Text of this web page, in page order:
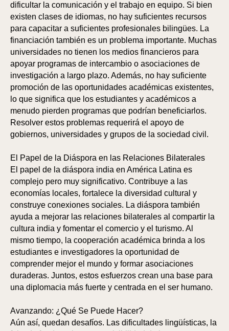
dificultar la comunicación y el trabajo en equipo. Si bien
existen clases de idiomas, no hay suficientes recursos
para capacitar a suficientes profesionales bilingües. La
financiación también es un problema importante. Muchas
universidades no tienen los medios financieros para
apoyar programas de intercambio o asociaciones de
investigación a largo plazo. Además, no hay suficiente
promoción de las oportunidades académicas existentes,
lo que significa que los estudiantes y académicos a
menudo pierden programas que podrían beneficiarlos.
Resolver estos problemas requerirá el apoyo de
gobiernos, universidades y grupos de la sociedad civil.
El Papel de la Diáspora en las Relaciones Bilaterales
El papel de la diáspora india en América Latina es
complejo pero muy significativo. Contribuye a las
economías locales, fortalece la diversidad cultural y
construye conexiones sociales. La diáspora también
ayuda a mejorar las relaciones bilaterales al compartir la
cultura india y fomentar el comercio y el turismo. Al
mismo tiempo, la cooperación académica brinda a los
estudiantes e investigadores la oportunidad de
comprender mejor el mundo y formar asociaciones
duraderas. Juntos, estos esfuerzos crean una base para
una diplomacia más fuerte y centrada en el ser humano.
Avanzando: ¿Qué Se Puede Hacer?
Aún así, quedan desafíos. Las dificultades lingüísticas, la